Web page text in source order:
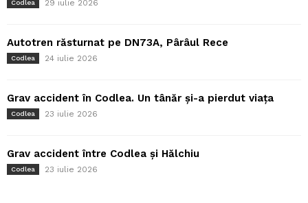
Codlea 29 iulie 2026
Autotren răsturnat pe DN73A, Pârâul Rece
Codlea 24 iulie 2026
Grav accident în Codlea. Un tânăr și-a pierdut viața
Codlea 23 iulie 2026
Grav accident între Codlea și Hălchiu
Codlea 23 iulie 2026